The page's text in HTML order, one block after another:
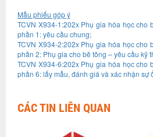
Mẫu phiếu góp ý
TCVN X934-1:202x Phụ gia hóa học cho
phần 1: yêu cầu chung;
TCVN X934-2:202x Phụ gia hóa học cho
phần 2: Phụ gia cho bê tông – yêu cầu kỹ
TCVN X934-6:202x Phụ gia hóa học cho
phần 6: lấy mẫu, đánh giá và xác nhận sự
CÁC TIN LIÊN QUAN